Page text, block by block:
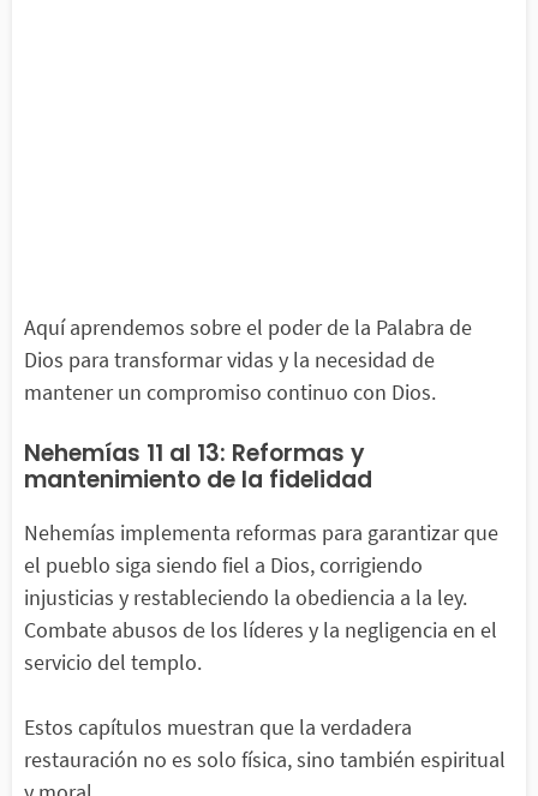
Aquí aprendemos sobre el poder de la Palabra de
Dios para transformar vidas y la necesidad de
mantener un compromiso continuo con Dios.
Nehemías 11 al 13: Reformas y
mantenimiento de la fidelidad
Nehemías implementa reformas para garantizar que
el pueblo siga siendo fiel a Dios, corrigiendo
injusticias y restableciendo la obediencia a la ley.
Combate abusos de los líderes y la negligencia en el
servicio del templo.
Estos capítulos muestran que la verdadera
restauración no es solo física, sino también espiritual